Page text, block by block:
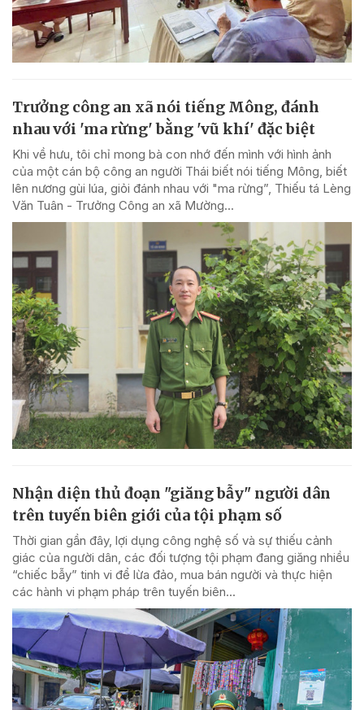
Trưởng công an xã nói tiếng Mông, đánh
nhau với 'ma rừng' bằng 'vũ khí' đặc biệt
Khi về hưu, tôi chỉ mong bà con nhớ đến mình với hình ảnh
của một cán bộ công an người Thái biết nói tiếng Mông, biết
lên nương gùi lúa, giỏi đánh nhau với "ma rừng”, Thiếu tá Lèng
Văn Tuân - Trưởng Công an xã Mường...
Nhận diện thủ đoạn "giăng bẫy" người dân
trên tuyến biên giới của tội phạm số
Thời gian gần đây, lợi dụng công nghệ số và sự thiếu cảnh
giác của người dân, các đối tượng tội phạm đang giăng nhiều
“chiếc bẫy” tinh vi để lừa đảo, mua bán người và thực hiện
các hành vi phạm pháp trên tuyến biên...